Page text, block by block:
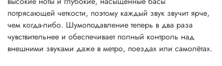
потрясающей четкости, поэтому каждый звук звучит ярче,
чем когда-либо. Шумоподавление теперь в два раза
чувствительнее и обеспечивает полный контроль над
внешними звуками даже в метро, поездах или самолётах.